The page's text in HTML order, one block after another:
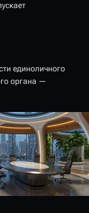
единоличного
органа —